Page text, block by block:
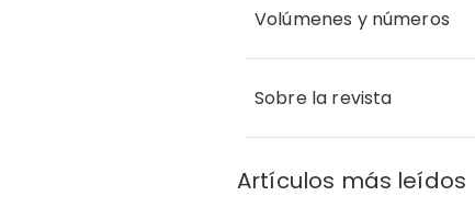
Volúmenes y números
Sobre la revista
Artículos más leídos